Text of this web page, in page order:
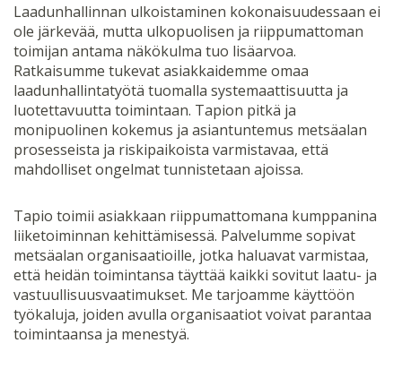
Laadunhallinnan ulkoistaminen kokonaisuudessaan ei
ole järkevää, mutta ulkopuolisen ja riippumattoman
toimijan antama näkökulma tuo lisäarvoa.
Ratkaisumme tukevat asiakkaidemme omaa
laadunhallintatyötä tuomalla systemaattisuutta ja
luotettavuutta toimintaan. Tapion pitkä ja
monipuolinen kokemus ja asiantuntemus metsäalan
prosesseista ja riskipaikoista varmistavaa, että
mahdolliset ongelmat tunnistetaan ajoissa.
Tapio toimii asiakkaan riippumattomana kumppanina
liiketoiminnan kehittämisessä. Palvelumme sopivat
metsäalan organisaatioille, jotka haluavat varmistaa,
että heidän toimintansa täyttää kaikki sovitut laatu- ja
vastuullisuusvaatimukset. Me tarjoamme käyttöön
työkaluja, joiden avulla organisaatiot voivat parantaa
toimintaansa ja menestyä.